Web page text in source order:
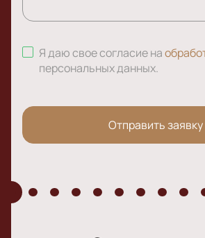
Я даю свое согласие на
персональных данных.
Отправить заявку